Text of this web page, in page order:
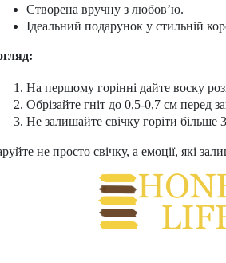
Створена вручну з любов’ю.
Ідеальний подарунок у стильній
На першому горінні дайте воску
Обрізайте гніт до 0,5-0,7 см перед
Не залишайте свічку горіти більше
не просто свічку, а емоції, які